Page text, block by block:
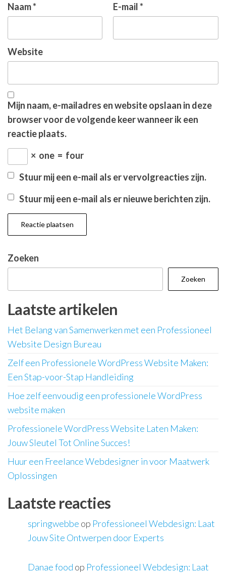
Naam* E-mail*
Website
Mijn naam, e-mailadres en website opslaan in deze
browser voor de volgende keer wanneer ik een
reactie plaats.
× one = four
Stuur mij een e-mail als er vervolgreacties zijn.
Stuur mij een e-mail als er nieuwe berichten zijn.
Zoeken
Zoeken
Laatste artikelen
Het Belang van Samenwerken met een Professioneel
Website Design Bureau
Zelf een Professionele WordPress Website Maken:
Een Stap-voor-Stap Handleiding
Hoe zelf eenvoudig een professionele WordPress
website maken
Professionele WordPress Website Laten Maken:
Jouw Sleutel Tot Online Succes!
Huur een Freelance Webdesigner in voor Maatwerk
Oplossingen
Laatste reacties
springwebbe op Professioneel Webdesign: Laat
Jouw Site Ontwerpen door Experts
Danae food op Professioneel Webdesign: Laat